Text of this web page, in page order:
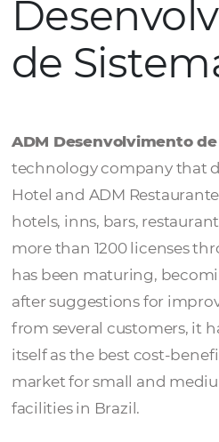
ADM
de
ADM
technology company
Hotel and ADM
hotels, inns, bars,
more than 1200
has been maturing,